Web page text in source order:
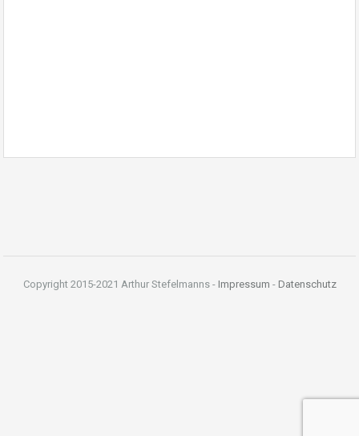
Copyright 2015-2021 Arthur Stefelmanns - Impressum - Datenschutz